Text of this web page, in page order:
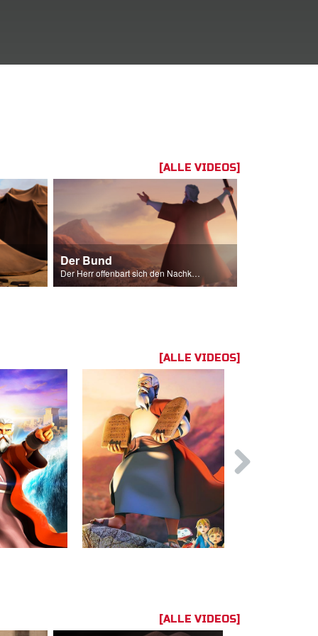
[ALLE VIDEOS]
Der Bund
Der Herr offenbart sich den Nachkommen Israels.
[ALLE VIDEOS]
[ALLE VIDEOS]